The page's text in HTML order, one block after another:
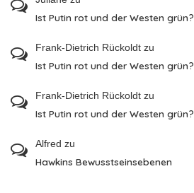
Ist Putin rot und der Westen grün?
Frank-Dietrich Rückoldt zu
Ist Putin rot und der Westen grün?
Frank-Dietrich Rückoldt zu
Ist Putin rot und der Westen grün?
Alfred zu
Hawkins Bewusstseinsebenen